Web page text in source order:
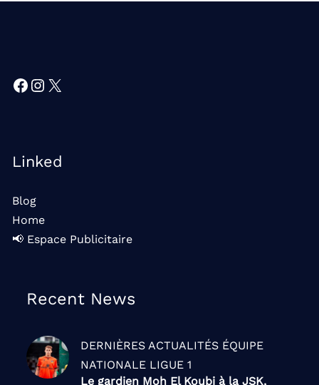
Facebook
Instagram
X
Linked
Blog
Home
📢 Espace Publicitaire
Recent News
DERNIÈRES ACTUALITÉS ÉQUIPE
NATIONALE LIGUE 1
Le gardien Moh El Koubi à la JSK,